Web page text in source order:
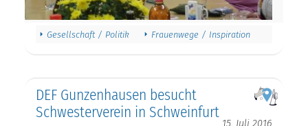
Gesellschaft / Politik Frauenwege / Inspiration
DEF Gunzenhausen besucht
Schwesterverein in Schweinfurt
15. Juli 2016